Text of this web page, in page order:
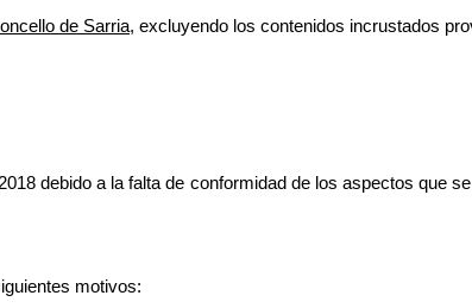
de Sarria, excluyendo los contenidos incrustados
debido a la falta de conformidad de los aspectos que
motivos: